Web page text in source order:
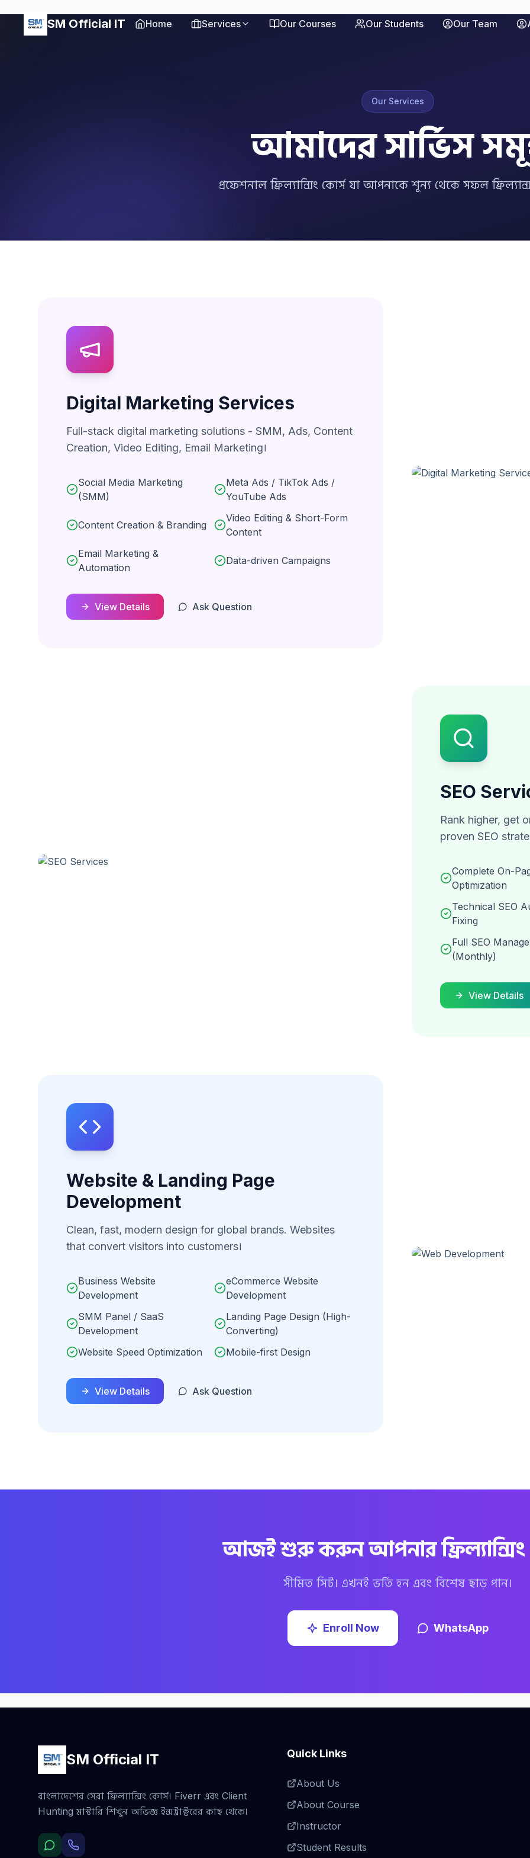
SM Official IT Home Services Our Courses Our Students Our Team
Our Services
আমাদের সার্ভিস
প্রফেশনাল ফ্রিল্যান্সিং কোর্স যা আপনাকে শূন্য থেকে সফল
Digital Marketing Services
Full-stack digital marketing solutions - SMM, Ads, Content
Creation, Video Editing, Email Marketing।
Social Media Marketing
(SMM)
Meta Ads / TikTok Ads /
YouTube Ads
Content Creation & Branding
Video Editing & Short-Form
Content
Email Marketing &
Automation
Data-driven Campaigns
View Details Ask Question
SEO
Rank higher, get
proven SEO
Complete On-
Optimization
Technical SEO
Fixing
Full SEO
(Monthly)
View Details
Website & Landing Page
Development
Clean, fast, modern design for global brands. Websites
that convert visitors into customers।
Business Website
Development
eCommerce Website
Development
SMM Panel / SaaS
Development
Landing Page Design (High-
Converting)
Website Speed Optimization
Mobile-first Design
View Details Ask Question
আজই শুরু করুন আপনার ফ্রিল্যান্সিং
সীমিত সিট। এখনই ভর্তি হন এবং বিশেষ ছাড় পান।
Enroll Now WhatsApp
SM Official IT
বাংলাদেশের সেরা ফ্রিল্যান্সিং কোর্স। Fiverr এবং Client
Hunting মাস্টারি শিখুন অভিজ্ঞ ইন্সট্রাক্টরের কাছ থেকে।
Quick Links
About Us
About Course
Instructor
Student Results